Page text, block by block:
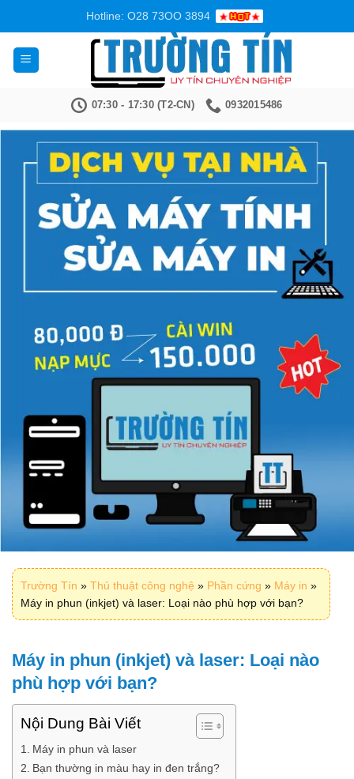
nội
dung
Hotline: O28 73OO 3894
07:30 - 17:30 (T2-CN) 0932015486
Trường Tín » Thủ thuật công nghệ » Phần cứng » Máy in »
Máy in phun (inkjet) và laser: Loại nào phù hợp với bạn?
Máy in phun (inkjet) và laser: Loại nào
phù hợp với bạn?
Nội Dung Bài Viết
Máy in phun và laser
Bạn thường in màu hay in đen trắng?